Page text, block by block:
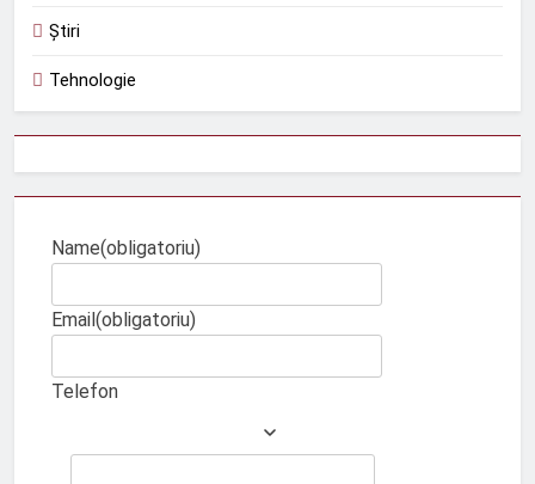
Știri
Tehnologie
Name(obligatoriu)
Email(obligatoriu)
Telefon